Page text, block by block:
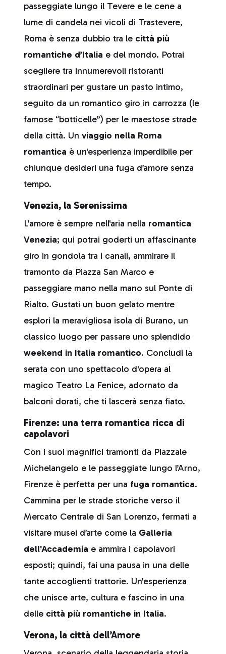
passeggiate lungo il Tevere e le cene a
lume di candela nei vicoli di Trastevere,
Roma è senza dubbio tra le città più
romantiche d’Italia e del mondo. Potrai
scegliere tra innumerevoli ristoranti
straordinari per gustare un pasto intimo,
seguito da un romantico giro in carrozza (le
famose “botticelle”) per le maestose strade
della città. Un viaggio nella Roma
romantica è un'esperienza imperdibile per
chiunque desideri una fuga d’amore senza
tempo.
Venezia, la Serenissima
L'amore è sempre nell'aria nella romantica
Venezia; qui potrai goderti un affascinante
giro in gondola tra i canali, ammirare il
tramonto da Piazza San Marco e
passeggiare mano nella mano sul Ponte di
Rialto. Gustati un buon gelato mentre
esplori la meravigliosa isola di Burano, un
classico luogo per passare uno splendido
weekend in Italia romantico. Concludi la
serata con uno spettacolo d'opera al
magico Teatro La Fenice, adornato da
balconi dorati, che ti lascerà senza fiato.
Firenze: una terra romantica ricca di
capolavori
Con i suoi magnifici tramonti da Piazzale
Michelangelo e le passeggiate lungo l’Arno,
Firenze è perfetta per una fuga romantica.
Cammina per le strade storiche verso il
Mercato Centrale di San Lorenzo, fermati a
visitare musei d’arte come la Galleria
dell'Accademia e ammira i capolavori
esposti; quindi, fai una pausa in una delle
tante accoglienti trattorie. Un'esperienza
che unisce arte, cultura e fascino in una
delle città più romantiche in Italia.
Verona, la città dell’Amore